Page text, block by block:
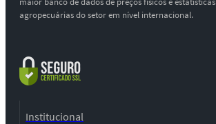
agropecuárias do setor em nível internacional.
Institucional